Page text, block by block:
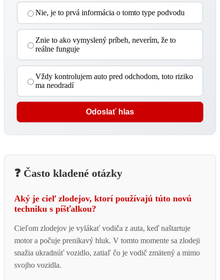
Nie, je to prvá informácia o tomto type podvodu
Znie to ako vymyslený príbeh, neverím, že to
reálne funguje
Vždy kontrolujem auto pred odchodom, toto riziko
ma neodradí
Odoslať hlas
❓ Často kladené otázky
Aký je cieľ zlodejov, ktorí používajú túto novú
techniku s píšťalkou?
Cieľom zlodejov je vylákať vodiča z auta, keď naštartuje
motor a počuje prenikavý hluk. V tomto momente sa zlodeji
snažia ukradnúť vozidlo, zatiaľ čo je vodič zmätený a mimo
svojho vozidla.